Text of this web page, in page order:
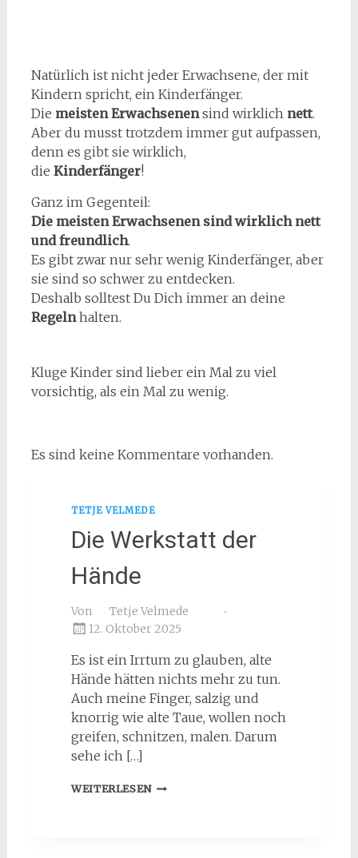
Natürlich ist nicht jeder Erwachsene, der mit
Kindern spricht, ein Kinderfänger.
Die meisten Erwachsenensind wirklich nett.
Aber du musst trotzdem immer gut aufpassen,
denn es gibt sie wirklich,
die Kinderfänger!
Ganz im Gegenteil:
Die meisten Erwachsenen sind wirklich nett
und freundlich.
Es gibt zwar nur sehr wenig Kinderfänger, aber
sie sind so schwer zu entdecken.
Deshalb solltest Du Dich immer an deine
Regelnhalten.
Kluge Kinder sind lieber ein Mal zu viel
vorsichtig, als ein Mal zu wenig.
Es sind keine Kommentare vorhanden.
TETJE VELMEDE
Die Werkstatt der
Hände
Von
Tetje Velmede
12. Oktober 2025
Es ist ein Irrtum zu glauben, alte
Hände hätten nichts mehr zu tun.
Auch meine Finger, salzig und
knorrig wie alte Taue, wollen noch
greifen, schnitzen, malen. Darum
sehe ich […]
WEITERLESENDIE